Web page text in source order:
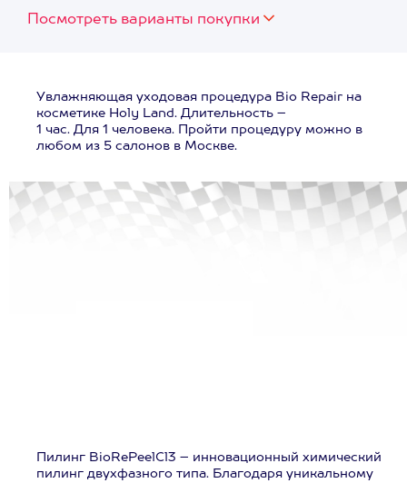
Посмотреть варианты покупки
Увлажняющая уходовая процедура Bio Repair на
косметике Holy Land. Длительность –
1 час. Для 1 человека. Пройти процедуру можно в
любом из 5 салонов в Москве.
Пилинг BioRePeelCl3 – инновационный химический
пилинг двухфазного типа. Благодаря уникальному